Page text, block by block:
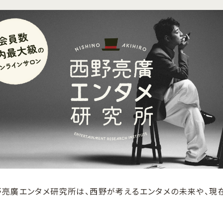
廣エンタメ研究所は、西野が考えるエンタメの未来や、現